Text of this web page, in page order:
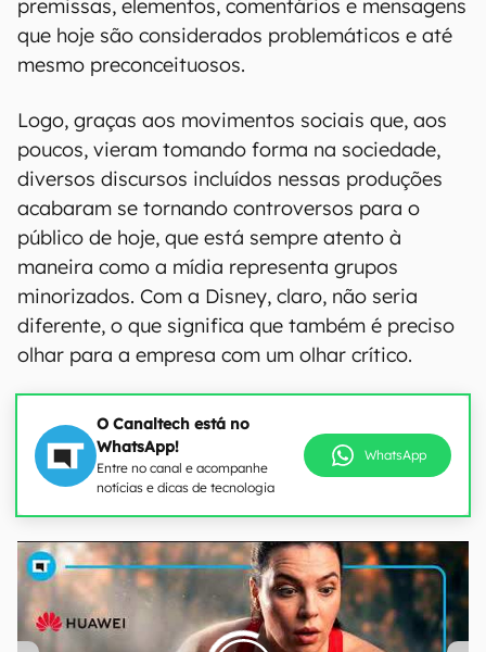
premissas, elementos, comentários e mensagens
que hoje são considerados problemáticos e até
mesmo preconceituosos.
Logo, graças aos movimentos sociais que, aos
poucos, vieram tomando forma na sociedade,
diversos discursos incluídos nessas produções
acabaram se tornando controversos para o
público de hoje, que está sempre atento à
maneira como a mídia representa grupos
minorizados. Com a Disney, claro, não seria
diferente, o que significa que também é preciso
olhar para a empresa com um olhar crítico.
O Canaltech está no
WhatsApp!
Entre no canal e acompanhe
notícias e dicas de tecnologia
WhatsApp